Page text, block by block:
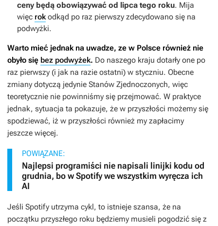
ceny będą obowiązywać od lipca tego roku. Mija
więc rokodkąd po raz pierwszy zdecydowano się na
podwyżki.
Warto mieć jednak na uwadze, ze w Polsce również nie
obyło się bez podwyżek. Do naszego kraju dotarły one po
raz pierwszy (i jak na razie ostatni) w styczniu. Obecne
zmiany dotyczą jedynie Stanów Zjednoczonych, więc
teoretycznie nie powinniśmy się przejmować. W praktyce
jednak, sytuacja ta pokazuje, że w przyszłości możemy się
spodziewać, iż w przyszłości również my zapłacimy
jeszcze więcej.
POWIĄZANE:
Najlepsi programiści nie napisali linijki kodu od
grudnia, bo w Spotify we wszystkim wyręcza ich
AI
Jeśli Spotify utrzyma cykl, to istnieje szansa, że na
początku przyszłego roku będziemy musieli pogodzić się z